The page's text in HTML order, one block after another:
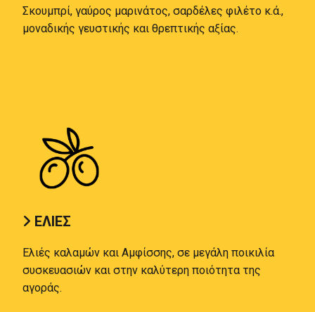
Σκουμπρί, γαύρος μαρινάτος, σαρδέλες φιλέτο κ.ά.,
μοναδικής γευστικής και θρεπτικής αξίας.
 ΕΛΙΕΣ
Ελιές καλαμών και Αμφίσσης, σε μεγάλη ποικιλία
συσκευασιών και στην καλύτερη ποιότητα της
αγοράς.